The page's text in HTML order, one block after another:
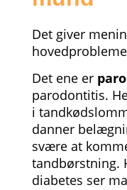
Det giver
Det ene er
parodontitis.
i
danner
svære at
tandbørstning.
diabetes ser